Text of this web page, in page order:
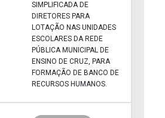
SIMPLIFICADA DE
DIRETORES PARA
LOTAÇÃO NAS UNIDADES
ESCOLARES DA REDE
PÚBLICA MUNICIPAL DE
ENSINO DE CRUZ, PARA
FORMAÇÃO DE BANCO DE
RECURSOS HUMANOS.